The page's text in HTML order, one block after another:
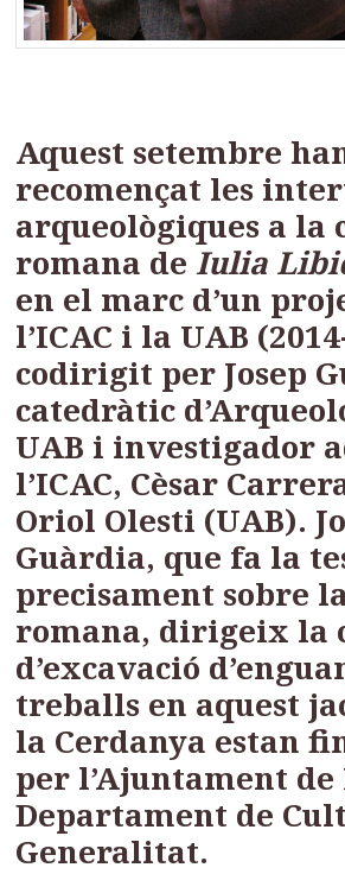
Aquest setembre
recomençat les
arqueològiques a la
romana deIulia
en el marc d’un
l’ICAC i la UAB
codirigit per Josep
catedràtic
UAB i investigador
l’ICAC, Cèsar
Oriol Olesti (UAB).
Guàrdia, que fa la
precisament sobre
romana, dirigeix la
d’excavació
treballs en aquest
la Cerdanya estan
per l’Ajuntament
Departament de
Generalitat.